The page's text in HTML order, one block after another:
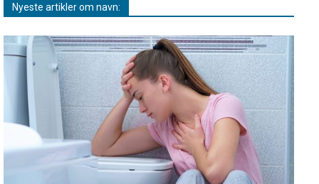
Nyeste artikler om navn: